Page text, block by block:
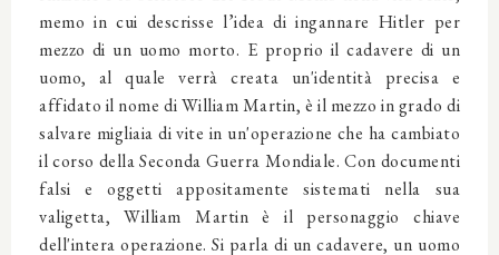
memo in cui descrisse l’idea di ingannare Hitler per
mezzo di un uomo morto. E proprio il cadavere di un
uomo, al quale verrà creata un'identità precisa e
affidato il nome di William Martin, è il mezzo in grado di
salvare migliaia di vite in un'operazione che ha cambiato
il corso della Seconda Guerra Mondiale. Con documenti
falsi e oggetti appositamente sistemati nella sua
valigetta, William Martin è il personaggio chiave
dell'intera operazione. Si parla di un cadavere, un uomo